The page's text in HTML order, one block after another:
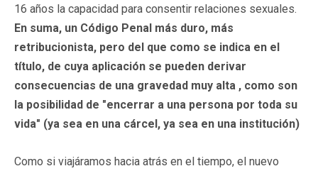
16 años la capacidad para consentir relaciones sexuales.
En suma, un Código Penal más duro, más
retribucionista, pero del que como se indica en el
título, de cuya aplicación se pueden derivar
consecuencias de una gravedad muy alta , como son
la posibilidad de "encerrar a una persona por toda su
vida" (ya sea en una cárcel, ya sea en una institución)
Como si viajáramos hacia atrás en el tiempo, el nuevo